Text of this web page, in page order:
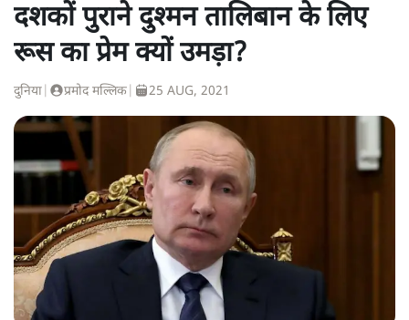
दशकों पुराने दुश्मन तालिबान के लिए
रूस का प्रेम क्यों उमड़ा?
दुनिया प्रमोद मल्लिक 25 AUG, 2021